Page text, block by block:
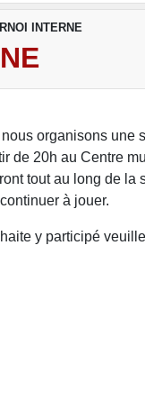
INTERNE
organisons
de 20h au Centre
tout au long de
à jouer.
y participé